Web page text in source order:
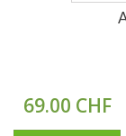
69.00 CHF